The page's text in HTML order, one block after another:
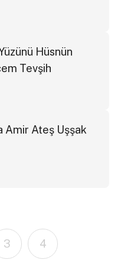
Hüsnün
Tevşih
Amir Ateş Uşşak
3 4